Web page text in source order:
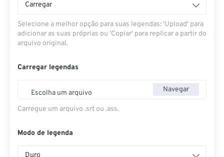
Carregar
Selecione a melhor opção para suas legendas: 'Upload' para
adicionar as suas próprias ou 'Copiar' para replicar a partir do
arquivo original.
Carregar legendas
Escolha um arquivo Navegar
Carregue um arquivo .srt ou .ass.
Modo de legenda
Duro